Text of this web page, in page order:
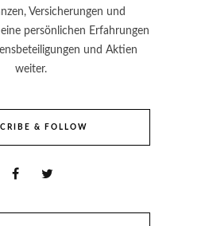
Versicherungen und
persönlichen Erfahrungen
und Aktien
weiter.
& FOLLOW